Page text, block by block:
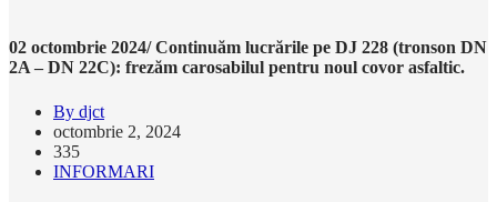
02 octombrie 2024/ Continuăm lucrările pe DJ 228 (tronson DN
2A – DN 22C): frezăm carosabilul pentru noul covor asfaltic.
By djct
octombrie 2, 2024
335
INFORMARI